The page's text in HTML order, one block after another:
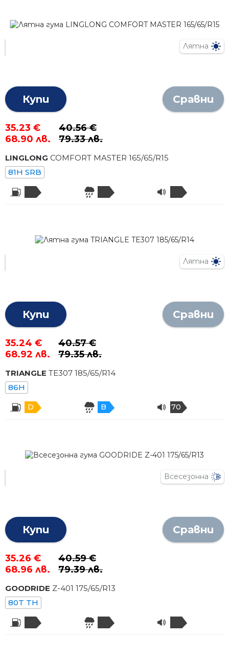
Лятна
Купи Сравни
35.23 €
68.90 лв.
40.56 €
79.33 лв.
LINGLONG COMFORT MASTER 165/65/R15
81H SRB
Лятна
Купи Сравни
35.24 €
68.92 лв.
40.57 €
79.35 лв.
TRIANGLE TE307 185/65/R14
86H
D B 70
Всесезонна
Купи Сравни
35.26 €
68.96 лв.
40.59 €
79.39 лв.
GOODRIDE Z-401 175/65/R13
80T TH